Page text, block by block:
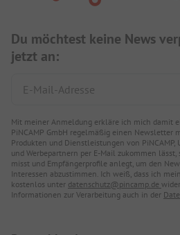
Du möchtest keine News
jetzt an:
Mit meiner Anmeldung erkläre ich mich damit
PiNCAMP GmbH regelmäßig einen
Produkten und Dienstleistungen von PiNCAMP,
und Werbepartnern per E-Mail zukommen
misst und Empfängerprofile anlegt, um den
Interessen abzustimmen. Ich weiß, dass ich
kostenlos unter datenschutz@pincamp.de
Informationen zur Verarbeitung auch in der